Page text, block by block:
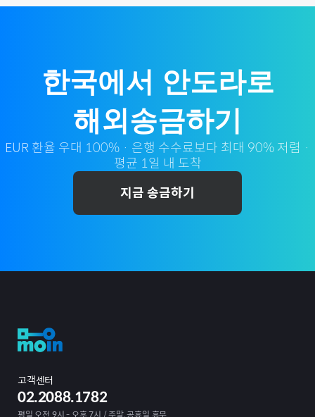
한국에서 안도라로
해외송금하기
EUR 환율 우대 100% · 은행 수수료보다 최대 90% 저렴 ·
평균 1일 내 도착
지금 송금하기
고객센터
02.2088.1782
평일 오전 9시 - 오후 7시 / 주말, 공휴일 휴무